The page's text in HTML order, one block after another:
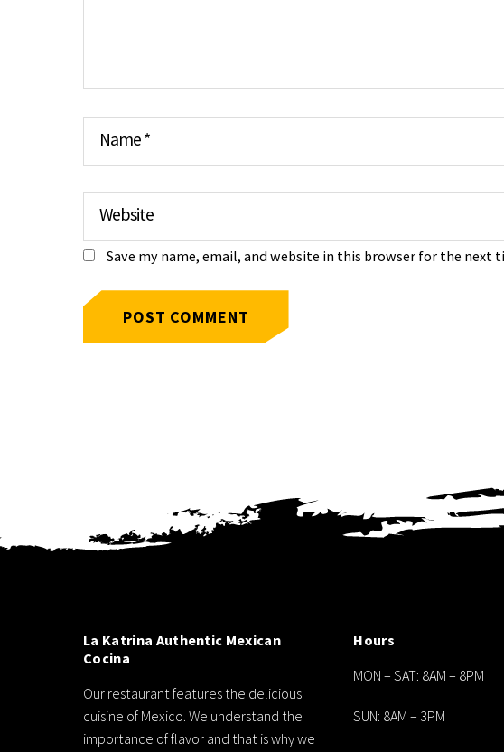
Name*
Website
Save my name, email, and website in this browser for the next
La Katrina Authentic Mexican
Cocina
Our restaurant features the delicious
cuisine of Mexico. We understand the
importance of flavor and that is why we
Hours
MON – SAT: 8AM – 8PM
SUN: 8AM – 3PM